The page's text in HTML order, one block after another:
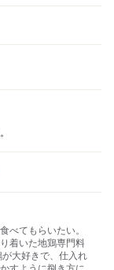
べてもらいたい。
着いた地鶏専門料
大好きで、仕入れ